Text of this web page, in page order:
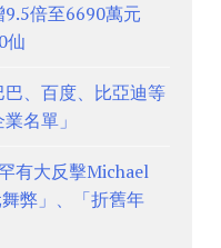
9.5倍至6690萬元
仙
、百度、比亞迪等
名單」
有大反擊Michael
弊」、「折舊年